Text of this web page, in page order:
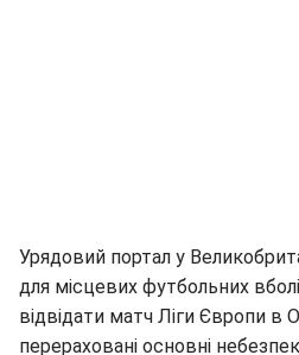
Урядовий портал у
для місцевих футбольних
відвідати матч Ліги Європи в
перераховані основні